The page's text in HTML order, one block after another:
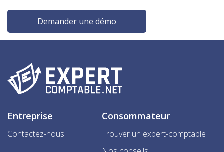
Demander une démo
Entreprise
Contactez-nous
Consommateur
Trouver un expert-comptable